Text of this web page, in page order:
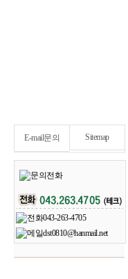
E-mail문의 Sitemap